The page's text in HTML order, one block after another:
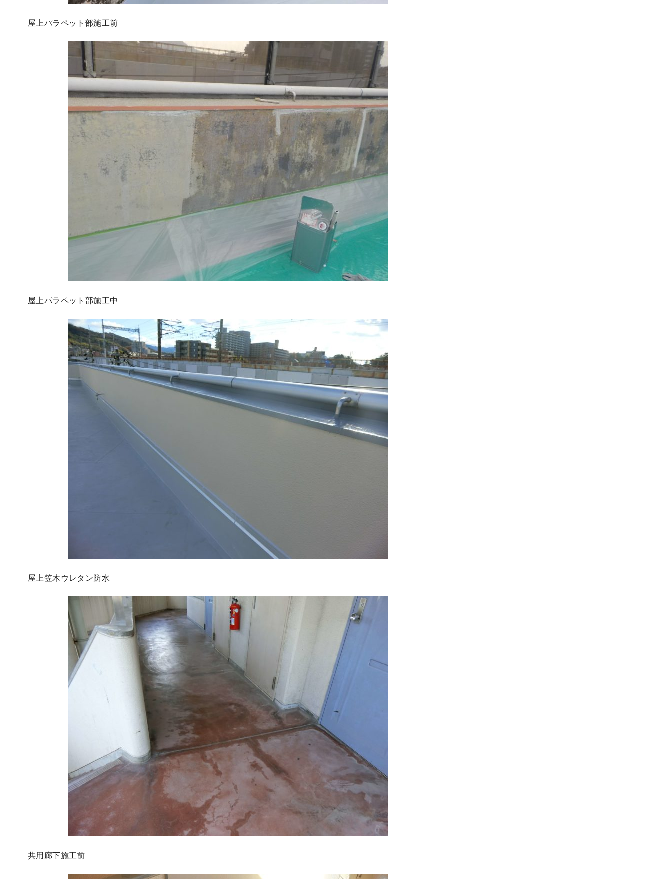
屋上パラペット部施工前
屋上パラペット部施工中
屋上笠木ウレタン防水
共用廊下施工前